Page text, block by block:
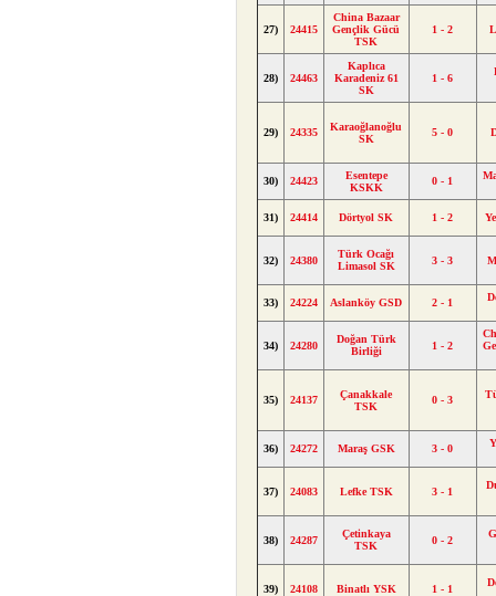
27) 24415
China Bazaar
Gençlik Gücü
TSK
1 - 2
28) 24463
Kaplıca
Karadeniz 61
SK
1 - 6
29) 24335
Karaoğlanoğlu
SK
5 - 0
30) 24423
Esentepe
KSKK
0 - 1
31) 24414 Dörtyol SK 1 - 2
32) 24380
Türk Ocağı
Limasol SK
3 - 3
33) 24224 Aslanköy GSD 2 - 1
34) 24280
Doğan Türk
Birliği
1 - 2
35) 24137
Çanakkale
TSK
0 - 3
36) 24272 Maraş GSK 3 - 0
37) 24083 Lefke TSK 3 - 1
38) 24287
Çetinkaya
TSK
0 - 2
39) 24108 Binatlı YSK 1 - 1